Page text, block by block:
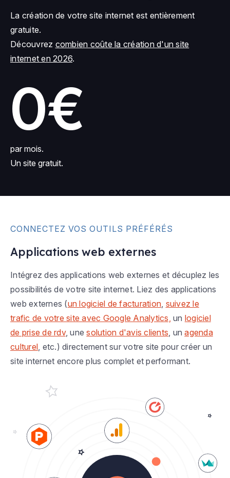
La création de votre site internet est entièrement
gratuite.
Découvrez combien coûte la création d'un site
internet en 2026.
0€
par mois.
Un site gratuit.
CONNECTEZ VOS OUTILS PRÉFÉRÉS
Applications web externes
Intégrez des applications web externes et décuplez les
possibilités de votre site internet. Liez des applications
web externes (un logiciel de facturation, suivez le
trafic de votre site avec Google Analytics, un logiciel
de prise de rdv, unesolution d'avis clients, unagenda
culturel, etc.) directement sur votre site pour créer un
site internet encore plus complet et performant.